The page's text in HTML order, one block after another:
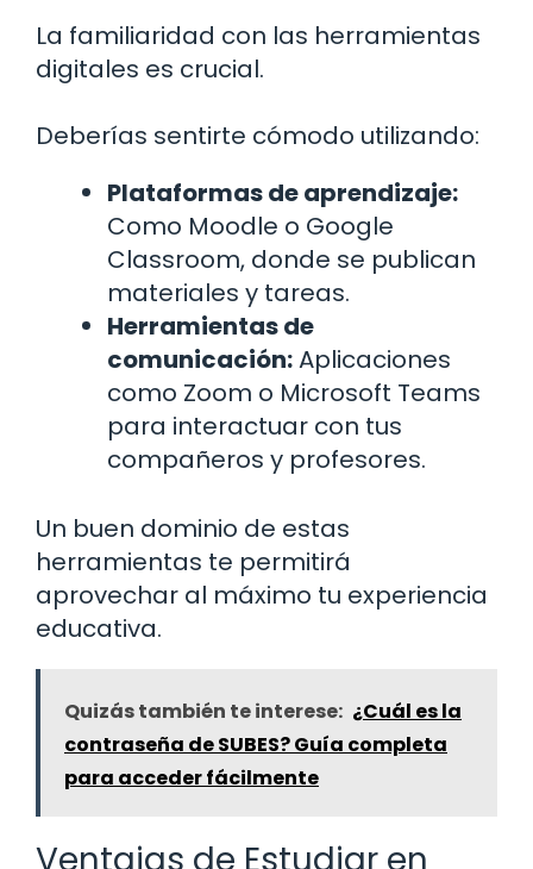
La familiaridad con las herramientas
digitales es crucial.
Deberías sentirte cómodo utilizando:
Plataformas de aprendizaje:
Como Moodle o Google
Classroom, donde se publican
materiales y tareas.
Herramientas de
comunicación:Aplicaciones
como Zoom o Microsoft Teams
para interactuar con tus
compañeros y profesores.
Un buen dominio de estas
herramientas te permitirá
aprovechar al máximo tu experiencia
educativa.
Quizás también te interese: ¿Cuál es la
contraseña de SUBES? Guía completa
para acceder fácilmente
Ventajas de Estudiar en